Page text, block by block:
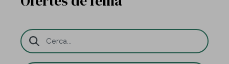
Barra de cerca